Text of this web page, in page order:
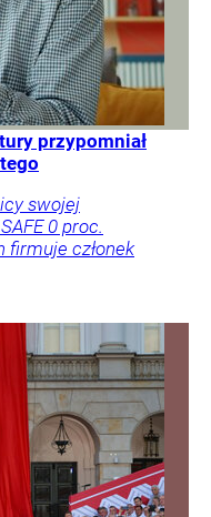
przypomniał
swojej
0 proc.
firmuje członek